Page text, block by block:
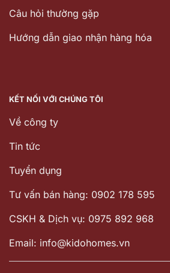
Câu hỏi thường gặp
Hướng dẫn giao nhận hàng hóa
KẾT NỐI VỚI CHÚNG TÔI
Về công ty
Tin tức
Tuyển dụng
Tư vấn bán hàng: 0902 178 595
CSKH & Dịch vụ: 0975 892 968
Email: info@kidohomes.vn